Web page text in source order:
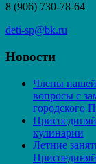
8 (906) 730-78-64
deti-sp@bk.ru
Новости
Члены
вопросы с
городского
кулинарии
Летние